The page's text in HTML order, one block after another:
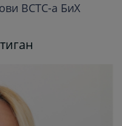
ВСТС-а БиХ